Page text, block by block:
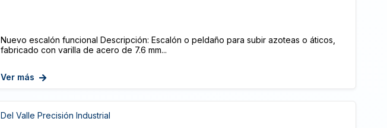
Nuevo escalón funcional Descripción: Escalón o peldaño para subir azoteas o áticos,
fabricado con varilla de acero de 7.6 mm...
Ver más
Del Valle Precisión Industrial